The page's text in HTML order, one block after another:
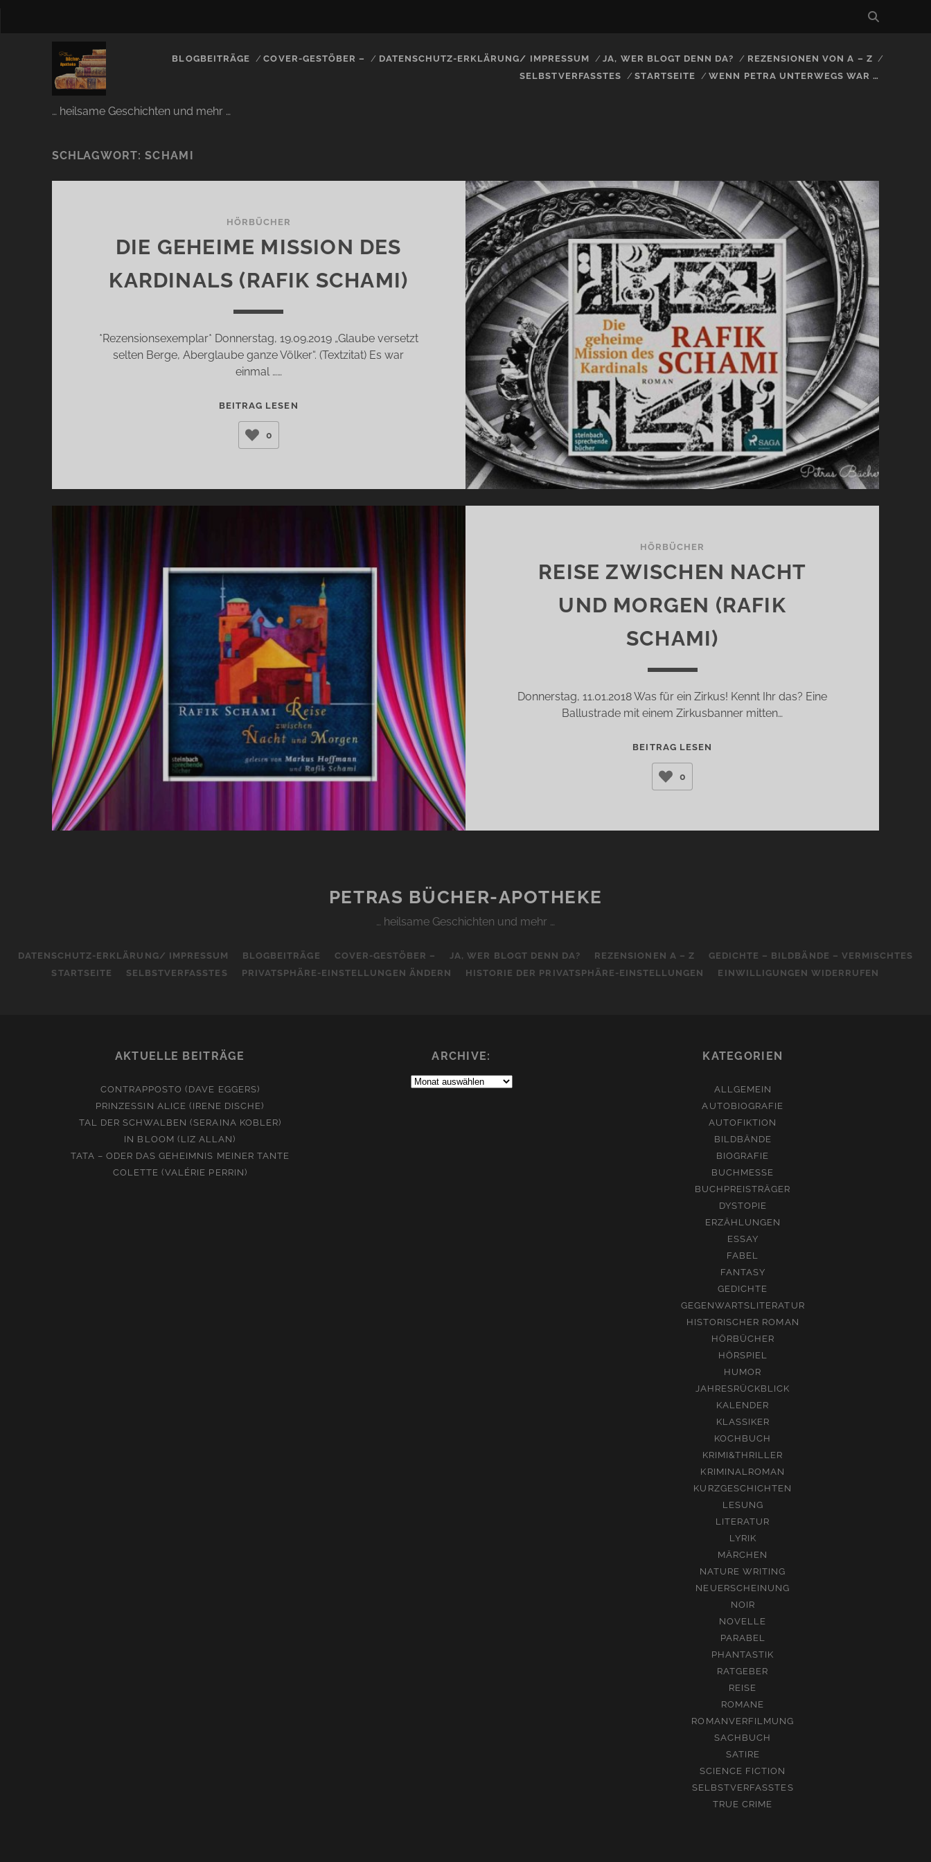
… heilsame Geschichten und mehr …
BLOGBEITRÄGE COVER-GESTÖBER – DATENSCHUTZ-ERKLÄRUNG/ IMPRESSUM JA, WER BLOGT DENN DA?
REZENSIONEN VON A – Z
SELBSTVERFASSTES
STARTSEITE WENN PETRA UNTERWEGS WAR …
SCHLAGWORT:SCHAMI
HÖRBÜCHER
DIE GEHEIME MISSION DES
KARDINALS (RAFIK SCHAMI)
*Rezensionsexemplar* Donnerstag, 19.09.2019 „Glaube versetzt
selten Berge, Aberglaube ganze Völker“. (Textzitat) Es war
einmal ……
BEITRAG LESEN
(RAFIK
SCHAMI)
0
HÖRBÜCHER
REISE ZWISCHEN NACHT
UND MORGEN (RAFIK
SCHAMI)
Donnerstag, 11.01.2018 Was für ein Zirkus! Kennt Ihr das? Eine
Ballustrade mit einem Zirkusbanner mitten…
BEITRAG LESEN
(RAFIK
0
PETRAS BÜCHER-APOTHEKE
… heilsame Geschichten und mehr …
DATENSCHUTZ-ERKLÄRUNG/ IMPRESSUM BLOGBEITRÄGE COVER-GESTÖBER – JA, WER BLOGT DENN DA? REZENSIONEN A – Z
GEDICHTE – BILDBÄNDE – VERMISCHTES
STARTSEITE
SELBSTVERFASSTES PRIVATSPHÄRE-EINSTELLUNGEN ÄNDERN HISTORIE DER PRIVATSPHÄRE-EINSTELLUNGEN EINWILLIGUNGEN WIDERRUFEN
AKTUELLE BEITRÄGE
CONTRAPPOSTO (DAVE EGGERS)
PRINZESSIN ALICE (IRENE DISCHE)
TAL DER SCHWALBEN (SERAINA KOBLER)
IN BLOOM (LIZ ALLAN)
TATA – ODER DAS GEHEIMNIS MEINER TANTE
COLETTE (VALÉRIE PERRIN)
ARCHIVE:
Archive:
KATEGORIEN
ALLGEMEIN
AUTOBIOGRAFIE
AUTOFIKTION
BILDBÄNDE
BIOGRAFIE
BUCHMESSE
BUCHPREISTRÄGER
DYSTOPIE
ERZÄHLUNGEN
ESSAY
FABEL
FANTASY
GEDICHTE
GEGENWARTSLITERATUR
HISTORISCHER ROMAN
HÖRBÜCHER
HÖRSPIEL
HUMOR
JAHRESRÜCKBLICK
KALENDER
KLASSIKER
KOCHBUCH
KRIMI&THRILLER
KRIMINALROMAN
KURZGESCHICHTEN
LESUNG
LITERATUR
LYRIK
MÄRCHEN
NATURE WRITING
NEUERSCHEINUNG
NOIR
NOVELLE
PARABEL
PHANTASTIK
RATGEBER
REISE
ROMANE
ROMANVERFILMUNG
SACHBUCH
SATIRE
SCIENCE FICTION
SELBSTVERFASSTES
TRUE CRIME